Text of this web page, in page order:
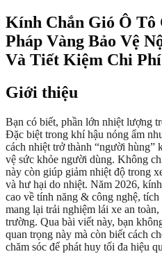
Kính Chắn Gió Ô Tô
Pháp Vàng Bảo Vệ
Và Tiết Kiệm Chi Phí
Giới thiệu
Bạn có biết, phần lớn nhiệt lượng
Đặc biệt trong khí hậu nóng ẩm
cách nhiệt trở thành “người hùng”
vệ sức khỏe người dùng. Không
này còn giúp giảm nhiệt độ trong
và hư hại do nhiệt. Năm 2026,
cao về tính năng & công nghệ,
mang lại trải nghiệm lái xe an
trường. Qua bài viết này, bạn
quan trọng này mà còn biết cách
chăm sóc để phát huy tối đa hiệu